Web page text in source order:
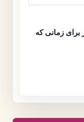
برای زمانی که